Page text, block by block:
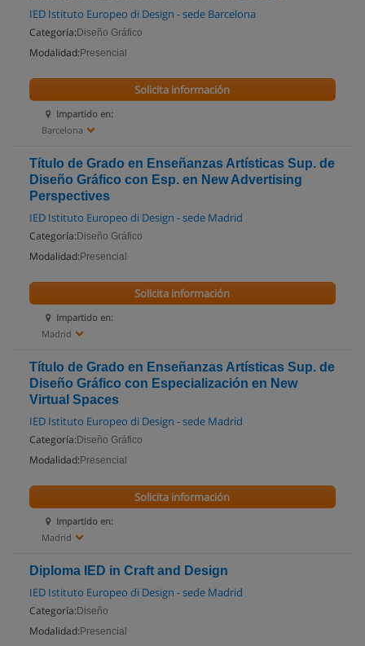
IED Istituto Europeo di Design - sede Barcelona
Categoría: Diseño Gráfico
Modalidad: Presencial
Impartido en:
Barcelona
Solicita información
Título de Grado en Enseñanzas Artísticas Sup. de
Diseño Gráfico con Esp. en New Advertising
Perspectives
IED Istituto Europeo di Design - sede Madrid
Categoría: Diseño Gráfico
Modalidad: Presencial
Impartido en:
Madrid
Solicita información
Título de Grado en Enseñanzas Artísticas Sup. de
Diseño Gráfico con Especialización en New
Virtual Spaces
IED Istituto Europeo di Design - sede Madrid
Categoría: Diseño Gráfico
Modalidad: Presencial
Impartido en:
Madrid
Solicita información
Diploma IED in Craft and Design
IED Istituto Europeo di Design - sede Madrid
Categoría: Diseño
Modalidad: Presencial